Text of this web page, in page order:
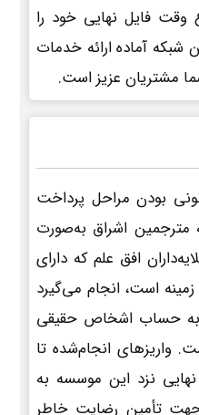
وقت فایل نهایی خود را
شبکه آماده ارائه خدمات
مشتریان عزیز است.
بودن مراحل پرداخت
مترجمین اشراق به‌صورت
افق علم که دارای
است، انجام می‌گیرد
حساب اشخاص حقیقی
واریزهای انجام‌شده تا
نهایی نزد این موسسه به
تأمین رضایت خاطر